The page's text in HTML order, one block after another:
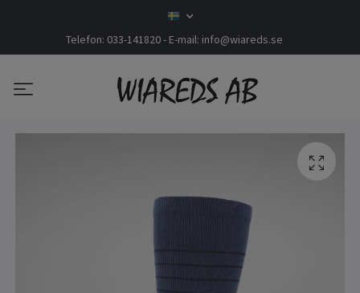
Telefon: 033-141820 - E-mail: info@wiareds.se